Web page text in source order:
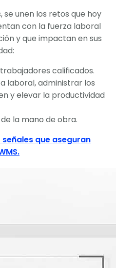
unen los retos que hoy
con la fuerza laboral
y que impactan en sus
calificados.
laboral, administrar los
y elevar la productividad
la mano de obra.
señales que aseguran